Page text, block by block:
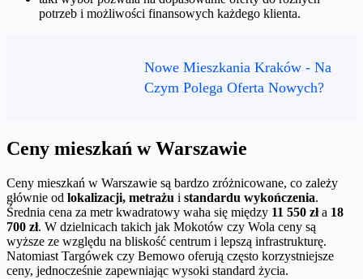
potrzeb i możliwości finansowych każdego klienta.
Nowe Mieszkania Kraków - Na
Czym Polega Oferta Nowych?
Ceny mieszkań w Warszawie
Ceny mieszkań w Warszawie są bardzo zróżnicowane, co zależy
głównie od lokalizacji, metrażu i standardu wykończenia.
Średnia cena za metr kwadratowy waha się między 11 550 zła 18
700 zł. W dzielnicach takich jak Mokotów czy Wola ceny są
wyższe ze względu na bliskość centrum i lepszą infrastrukturę.
Natomiast Targówek czy Bemowo oferują często korzystniejsze
ceny, jednocześnie zapewniając wysoki standard życia.